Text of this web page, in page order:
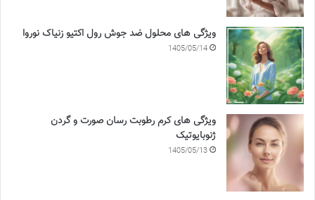
ویژگی های محلول ضد جوش رول اکتیو زنیاک نوروا
1405/05/14
ویژگی های کرم رطوبت رسان صورت و گردن
ژنوبایوتیک
1405/05/13